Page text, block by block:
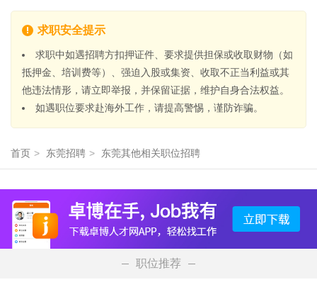
求职安全提示
求职中如遇招聘方扣押证件、要求提供担保或收取财物（如
抵押金、培训费等）、强迫入股或集资、收取不正当利益或其
他违法情形，请立即举报，并保留证据，维护自身合法权益。
如遇职位要求赴海外工作，请提高警惕，谨防诈骗。
首页 > 东莞招聘 > 东莞其他相关职位招聘
职位推荐